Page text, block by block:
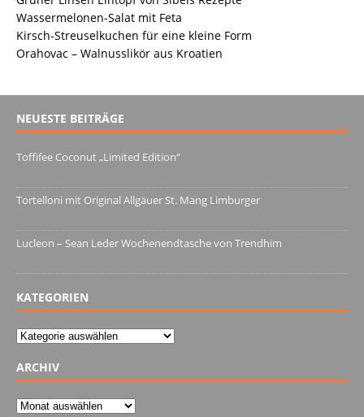
Wassermelonen-Salat mit Feta
Kirsch-Streuselkuchen für eine kleine Form
Orahovac – Walnusslikör aus Kroatien
NEUESTE BEITRÄGE
Toffifee Coconut „Limited Edition“
Tortelloni mit Original Allgäuer St. Mang Limburger
Lucleon – Sean Leder Wochenendtasche von Trendhim
KATEGORIEN
Kategorien
ARCHIV
Archiv